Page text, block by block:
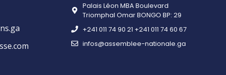
Palais Léon MBA Boulevard
Triomphal Omar BONGO BP: 29
+241 011 74 90 21 +241 011 74 60 67
infos@assemblee-nationale.ga